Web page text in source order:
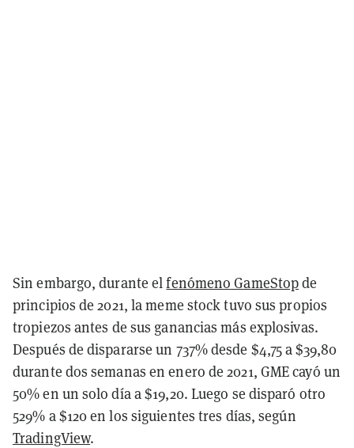
Sin embargo, durante elfenómeno GameStopde
principios de 2021, la meme stock tuvo sus propios
tropiezos antes de sus ganancias más explosivas.
Después de dispararse un 737% desde $4,75 a $39,80
durante dos semanas en enero de 2021, GME cayó un
50% en un solo día a $19,20. Luego se disparó otro
529% a $120 en los siguientes tres días, según
TradingView.